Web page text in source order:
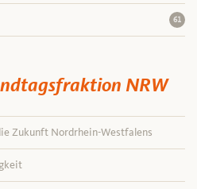
61
NRW
Zukunft Nordrhein-Westfalens